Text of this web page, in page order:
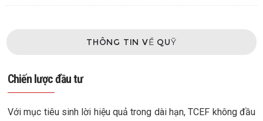
THÔNG TIN VỀ QUỸ
Chiến lược đầu tư
Với mục tiêu sinh lời hiệu quả trong dài hạn, TCEF không đầu